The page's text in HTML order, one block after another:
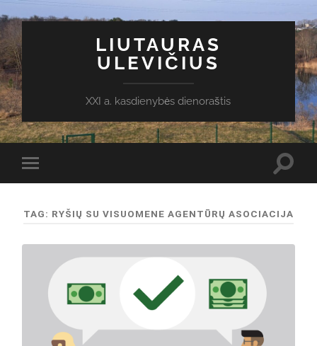
LIUTAURAS
ULEVIČIUS
XXI a. kasdienybės dienoraštis
Toggle
mobile
TAG: RYŠIŲ SU VISUOMENE AGENTŪRŲ ASOCIACIJA